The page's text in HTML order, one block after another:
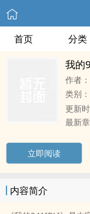
首页 分类
我的
作者：
类别：
更新时
最新章
立即阅读
内容简介